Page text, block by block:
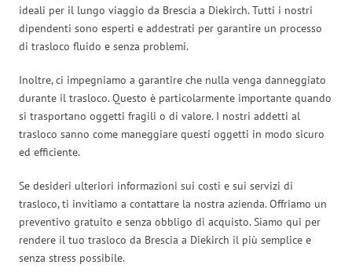
ideali per il lungo viaggio da Brescia a Diekirch. Tutti i nostri
dipendenti sono esperti e addestrati per garantire un processo
di trasloco fluido e senza problemi.
Inoltre, ci impegniamo a garantire che nulla venga danneggiato
durante il trasloco. Questo è particolarmente importante quando
si trasportano oggetti fragili o di valore. I nostri addetti al
trasloco sanno come maneggiare questi oggetti in modo sicuro
ed efficiente.
Se desideri ulteriori informazioni sui costi e sui servizi di
trasloco, ti invitiamo a contattare la nostra azienda. Offriamo un
preventivo gratuito e senza obbligo di acquisto. Siamo qui per
rendere il tuo trasloco da Brescia a Diekirch il più semplice e
senza stress possibile.